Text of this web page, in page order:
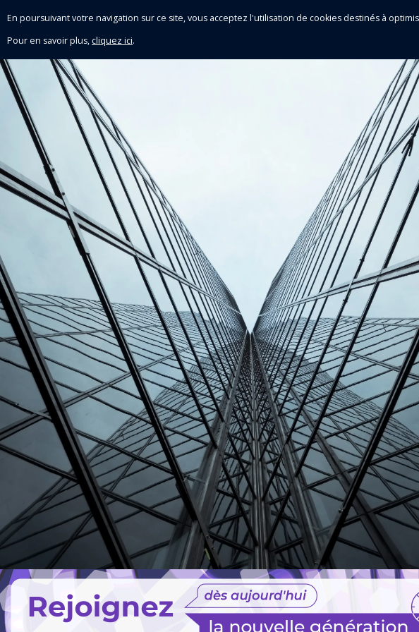
En poursuivant votre navigation sur ce site, vous acceptez l'utilisation de cookies destinés à
Pour en savoir plus, cliquez ici.